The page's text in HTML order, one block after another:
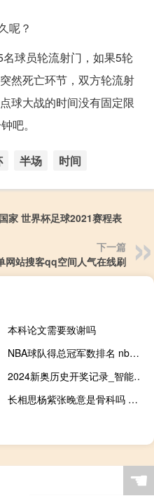
呢？
球员轮流射门，如果5轮
然死亡环节，双方轮流射
球大战的时间没有固定限
吧。
半场 时间
家 世界杯足球2021赛程表
下一篇
网站搜客qq空间人气在线刷
本科论文需要致谢吗
NBA球队得总冠军数排名 nba总冠军球队排行榜
2024新奥历史开奖记录_智能AI深度解析_AI助手版g12.64.932
长相思杨紫张晚意是骨科吗 长相思张晚意竟然不是官配
☚